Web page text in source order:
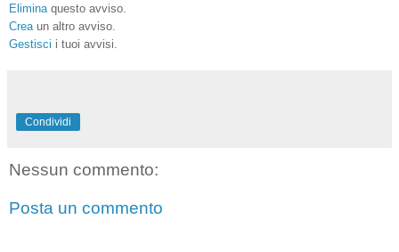
Elimina questo avviso.
Crea un altro avviso.
Gestisci i tuoi avvisi.
Condividi
Nessun commento:
Posta un commento